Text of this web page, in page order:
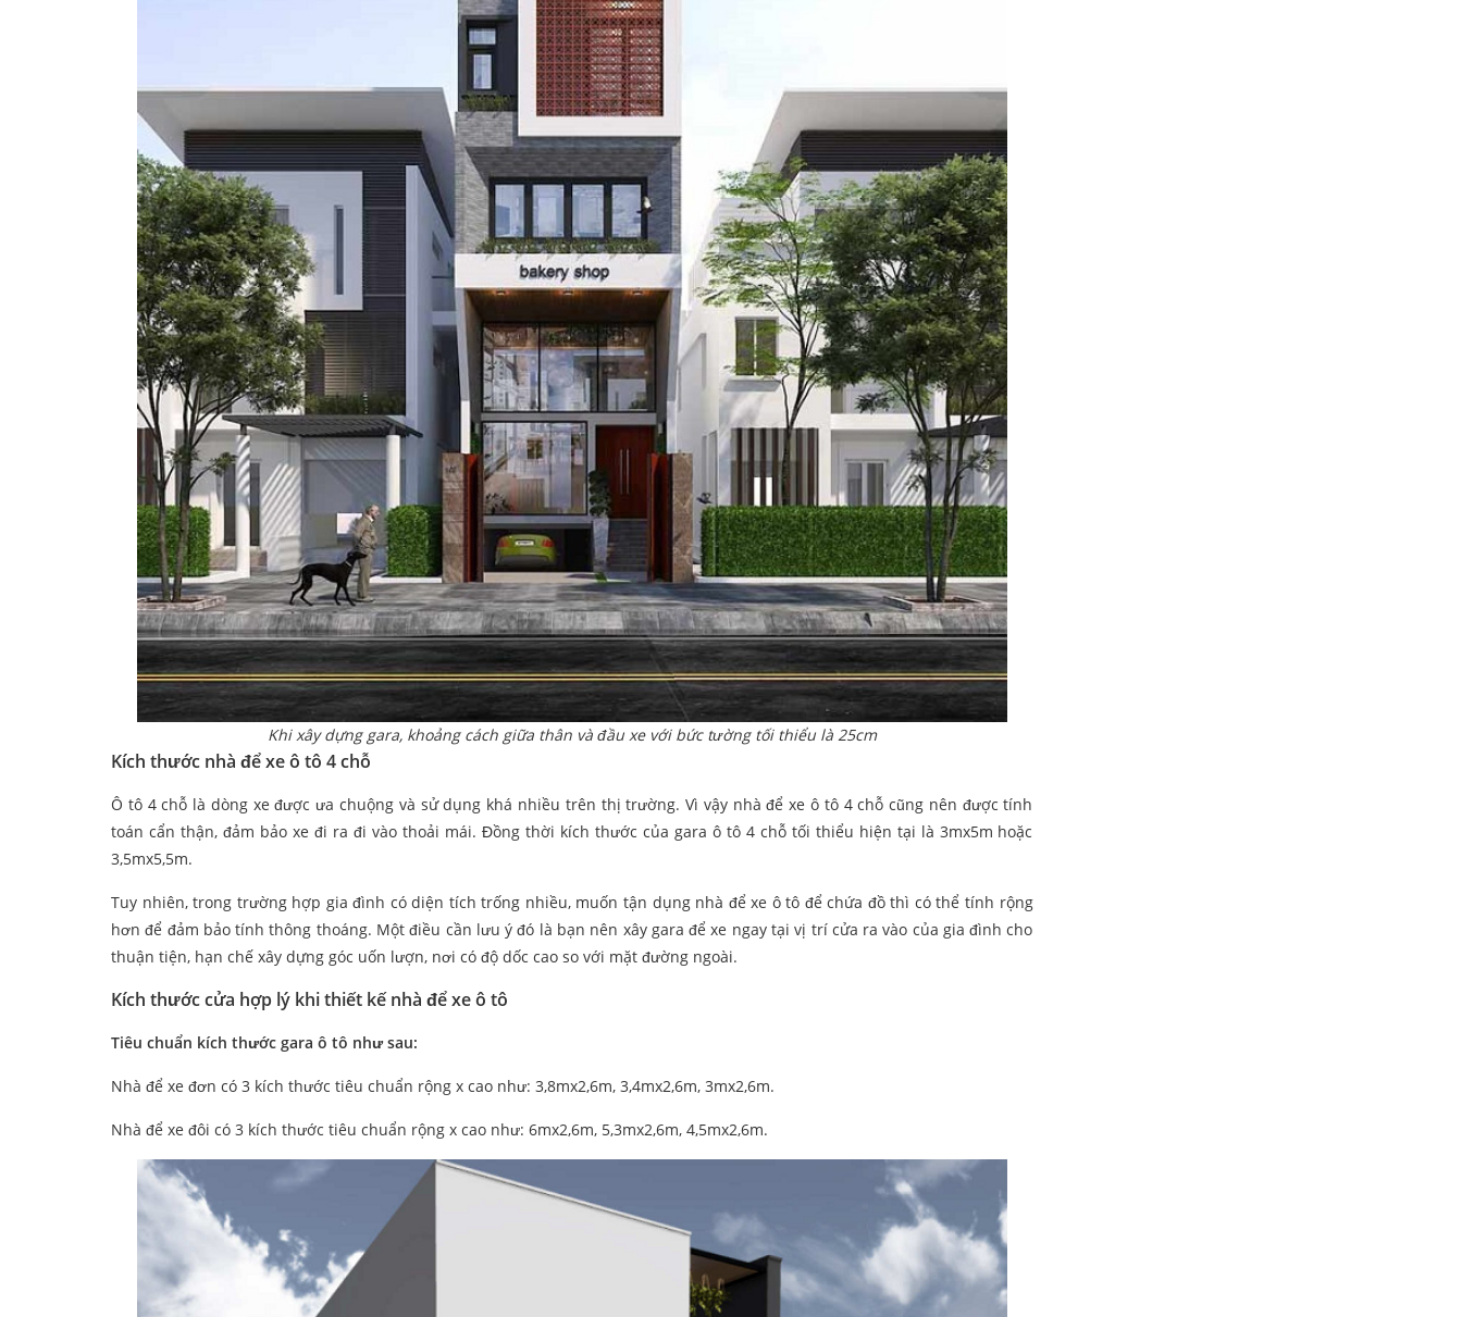
Khi xây dựng gara, khoảng cách giữa thân và đầu xe với bức tường tối thiểu là 25cm
Kích thước nhà để xe ô tô 4 chỗ
Ô tô 4 chỗ là dòng xe được ưa chuộng và sử dụng khá nhiều trên thị trường. Vì vậy nhà để xe ô tô 4 chỗ cũng nên được tính
toán cẩn thận, đảm bảo xe đi ra đi vào thoải mái. Đồng thời kích thước của gara ô tô 4 chỗ tối thiểu hiện tại là 3mx5m hoặc
3,5mx5,5m.
Tuy nhiên, trong trường hợp gia đình có diện tích trống nhiều, muốn tận dụng nhà để xe ô tô để chứa đồ thì có thể tính rộng
hơn để đảm bảo tính thông thoáng. Một điều cần lưu ý đó là bạn nên xây gara để xe ngay tại vị trí cửa ra vào của gia đình cho
thuận tiện, hạn chế xây dựng góc uốn lượn, nơi có độ dốc cao so với mặt đường ngoài.
Kích thước cửa hợp lý khi thiết kế nhà để xe ô tô
Tiêu chuẩn kích thước gara ô tô như sau:
Nhà để xe đơn có 3 kích thước tiêu chuẩn rộng x cao như: 3,8mx2,6m, 3,4mx2,6m, 3mx2,6m.
Nhà để xe đôi có 3 kích thước tiêu chuẩn rộng x cao như: 6mx2,6m, 5,3mx2,6m, 4,5mx2,6m.